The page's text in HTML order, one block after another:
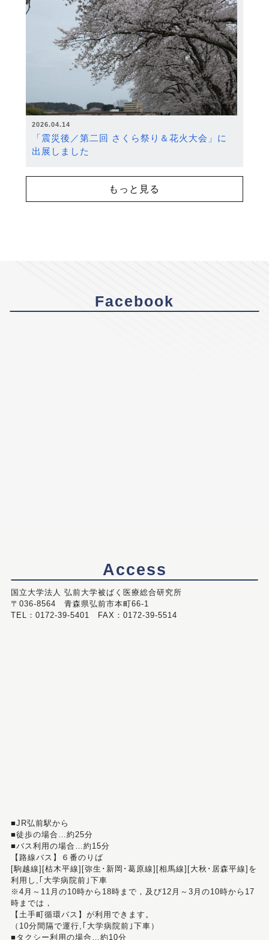
2026.04.14
「震災後／第二回 さくら祭り＆花火大会」に
出展しました
もっと見る
Facebook
Access
国立大学法人 弘前大学被ばく医療総合研究所
〒036-8564 青森県弘前市本町66-1
TEL：0172-39-5401 FAX：0172-39-5514
■JR弘前駅から
■徒歩の場合…約25分
■バス利用の場合…約15分
【路線バス】６番のりば
[駒越線][枯木平線][弥生･新岡･葛原線][相馬線][大秋･居森平線]を
利用し,｢大学病院前｣下車
※4月～11月の10時から18時まで，及び12月～3月の10時から17
時までは，
【土手町循環バス】が利用できます。
（10分間隔で運行,｢大学病院前｣下車）
■タクシー利用の場合…約10分